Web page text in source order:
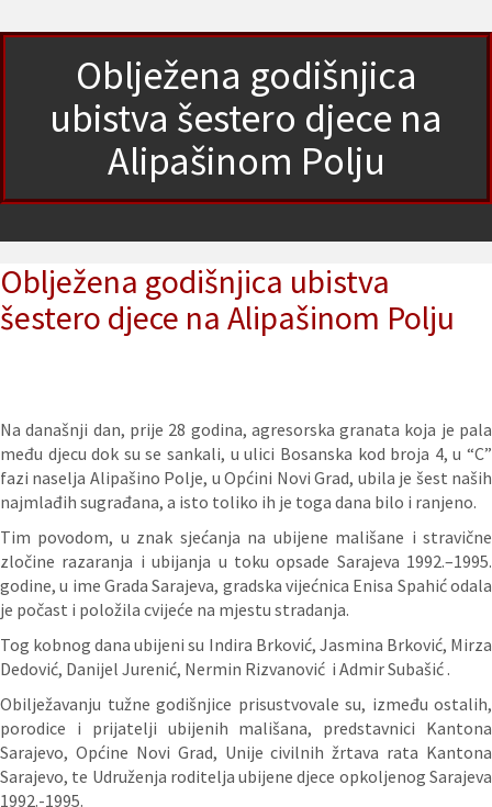
Oblježena godišnjica
ubistva šestero djece na
Alipašinom Polju
Oblježena godišnjica ubistva
šestero djece na Alipašinom Polju
Na današnji dan, prije 28 godina, agresorska granata koja je pala
među djecu dok su se sankali, u ulici Bosanska kod broja 4, u “C”
fazi naselja Alipašino Polje, u Općini Novi Grad, ubila je šest naših
najmlađih sugrađana, a isto toliko ih je toga dana bilo i ranjeno.
Tim povodom, u znak sjećanja na ubijene mališane i stravične
zločine razaranja i ubijanja u toku opsade Sarajeva 1992.–1995.
godine, u ime Grada Sarajeva, gradska vijećnica Enisa Spahić odala
je počast i položila cvijeće na mjestu stradanja.
Tog kobnog dana ubijeni su Indira Brković, Jasmina Brković, Mirza
Dedović, Danijel Jurenić, Nermin Rizvanović i Admir Subašić .
Obilježavanju tužne godišnjice prisustvovale su, između ostalih,
porodice i prijatelji ubijenih mališana, predstavnici Kantona
Sarajevo, Općine Novi Grad, Unije civilnih žrtava rata Kantona
Sarajevo, te Udruženja roditelja ubijene djece opkoljenog Sarajeva
1992.-1995.